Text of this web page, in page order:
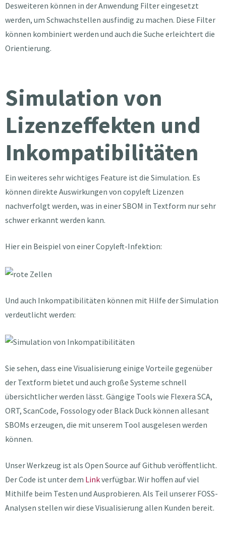
Desweiteren können in der Anwendung Filter eingesetzt
werden, um Schwachstellen ausfindig zu machen. Diese Filter
können kombiniert werden und auch die Suche erleichtert die
Orientierung.
Simulation von
Lizenzeffekten und
Inkompatibilitäten
Ein weiteres sehr wichtiges Feature ist die Simulation. Es
können direkte Auswirkungen von copyleft Lizenzen
nachverfolgt werden, was in einer SBOM in Textform nur sehr
schwer erkannt werden kann.
Hier ein Beispiel von einer Copyleft-Infektion:
Und auch Inkompatibilitäten können mit Hilfe der Simulation
verdeutlicht werden:
Sie sehen, dass eine Visualisierung einige Vorteile gegenüber
der Textform bietet und auch große Systeme schnell
übersichtlicher werden lässt. Gängige Tools wie Flexera SCA,
ORT, ScanCode, Fossology oder Black Duck können allesant
SBOMs erzeugen, die mit unserem Tool ausgelesen werden
können.
Unser Werkzeug ist als Open Source auf Github veröffentlicht.
Der Code ist unter dem Linkverfügbar. Wir hoffen auf viel
Mithilfe beim Testen und Ausprobieren. Als Teil unserer FOSS-
Analysen stellen wir diese Visualisierung allen Kunden bereit.